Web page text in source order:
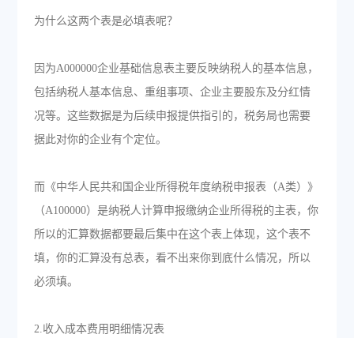
为什么这两个表是必填表呢？
因为A000000企业基础信息表主要反映纳税人的基本信息，
包括纳税人基本信息、重组事项、企业主要股东及分红情
况等。这些数据是为后续申报提供指引的，税务局也需要
据此对你的企业有个定位。
而《中华人民共和国企业所得税年度纳税申报表（A类）》
（A100000）是纳税人计算申报缴纳企业所得税的主表，你
所以的汇算数据都要最后集中在这个表上体现，这个表不
填，你的汇算没有总表，看不出来你到底什么情况，所以
必须填。
2.收入成本费用明细情况表